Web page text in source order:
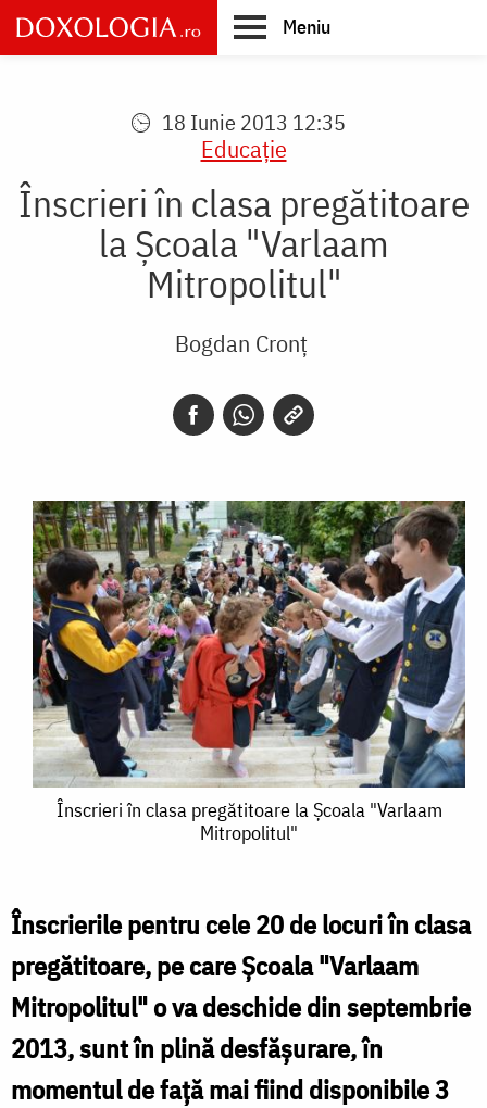
Skip
to
main
Meniu
18 Iunie 2013 12:35
Educaţie
Înscrieri în clasa pregătitoare
la Şcoala "Varlaam
Mitropolitul"
Bogdan Cronț
Înscrieri
pregătitoare
la
Şcoala
"Varlaam
Mitropolitul"
Înscrieri în clasa pregătitoare la Şcoala "Varlaam
Mitropolitul"
Înscrierile pentru cele 20 de locuri în clasa
pregătitoare, pe care Şcoala "Varlaam
Mitropolitul" o va deschide din septembrie
2013, sunt în plină desfăşurare, în
momentul de faţă mai fiind disponibile 3